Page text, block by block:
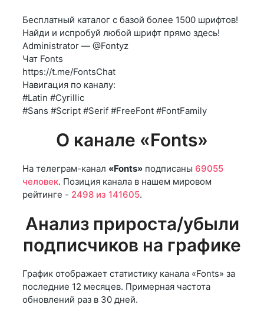
Бесплатный каталог с базой более 1500 шрифтов!
Найди и испробуй любой шрифт прямо здесь!
Administrator — @Fontyz
Чат Fonts
https://t.me/FontsChat
Навигация по каналу:
#Latin #Cyrillic
#Sans #Script #Serif #FreeFont #FontFamily
О канале «Fonts»
На телеграм-канал «Fonts» подписаны 69055
человек. Позиция канала в нашем мировом
рейтинге - 2498 из 141605.
Анализ прироста/убыли
подписчиков на графике
График отображает статистику канала «Fonts» за
последние 12 месяцев. Примерная частота
обновлений раз в 30 дней.